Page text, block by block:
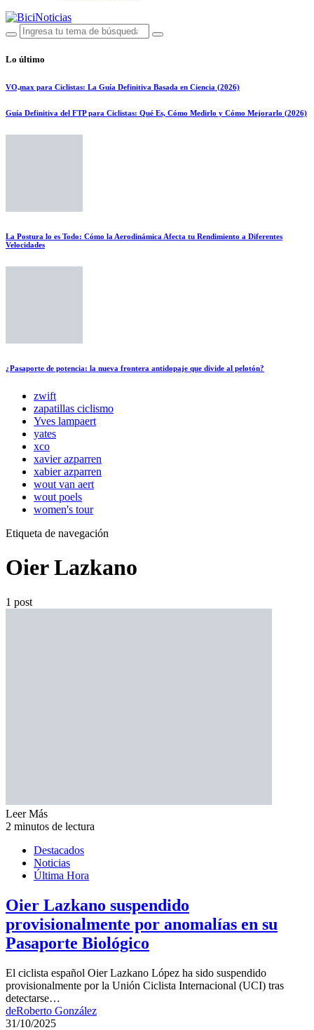
Lo último
VO₂max para Ciclistas: La Guía Definitiva Basada en Ciencia (2026)
Guía Definitiva del FTP para Ciclistas: Qué Es, Cómo Medirlo y Cómo Mejorarlo (2026)
La Postura lo es Todo: Cómo la Aerodinámica Afecta tu Rendimiento a Diferentes
Velocidades
¿Pasaporte de potencia: la nueva frontera antidopaje que divide al pelotón?
zwift
zapatillas ciclismo
Yves lampaert
yates
xco
xavier azparren
xabier azparren
wout van aert
wout poels
women's tour
Etiqueta de navegación
Oier Lazkano
1 post
Leer Más
2 minutos de lectura
Destacados
Noticias
Última Hora
Oier Lazkano suspendido
provisionalmente por anomalías en su
Pasaporte Biológico
El ciclista español Oier Lazkano López ha sido suspendido
provisionalmente por la Unión Ciclista Internacional (UCI) tras
detectarse…
deRoberto González
31/10/2025